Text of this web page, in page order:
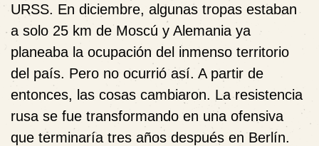
URSS. En diciembre, algunas tropas estaban
a solo 25 km de Moscú y Alemania ya
planeaba la ocupación del inmenso territorio
del país. Pero no ocurrió así. A partir de
entonces, las cosas cambiaron. La resistencia
rusa se fue transformando en una ofensiva
que terminaría tres años después en Berlín.